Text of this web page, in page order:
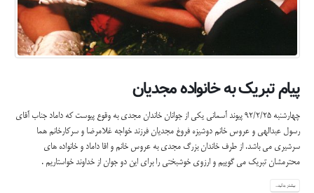
پیام تبریک به خانواده مجدیان
چهارشنبه 92/2/25 پیوند آسمانی یکی از جوانان خاندان مجدی به وقوع پیوست که داماد جناب آقای
رسول عبدالهی و عروس خانم دوشیزه فروغ مجدیان فرزند خواجه غلامرضا و سرکارخانم هما
سرشیری می باشد. از طرف خاندان بزرگ مجدی به عروس خانم و اقا داماد و خانواده های
محترمشان تبریک می گوییم و ارزوی خوشبختی را برای این دو جوان از خداوند خواستاریم .
بیشتر بدانید...